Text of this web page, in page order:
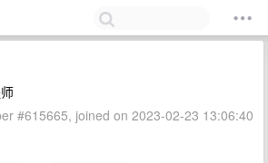
#615665, joined on 2023-02-23 13:06:40